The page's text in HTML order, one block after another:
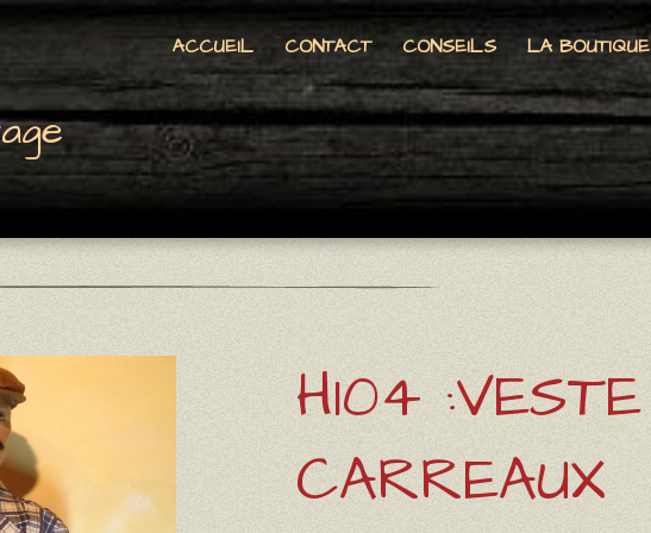
ACCUEIL CONTACT CONSEILS LA BOUTIQUE
H104 :VESTE
CARREAUX